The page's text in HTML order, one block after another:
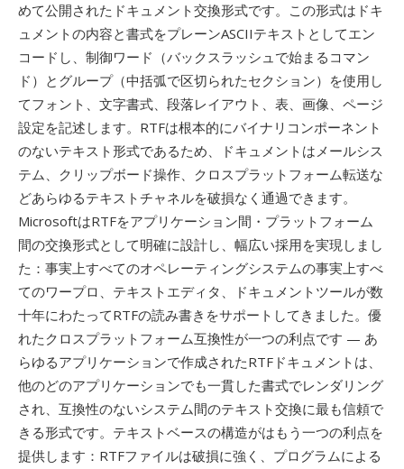
めて公開されたドキュメント交換形式です。この形式はドキ
ュメントの内容と書式をプレーンASCIIテキストとしてエン
コードし、制御ワード（バックスラッシュで始まるコマン
ド）とグループ（中括弧で区切られたセクション）を使用し
てフォント、文字書式、段落レイアウト、表、画像、ページ
設定を記述します。RTFは根本的にバイナリコンポーネント
のないテキスト形式であるため、ドキュメントはメールシス
テム、クリップボード操作、クロスプラットフォーム転送な
どあらゆるテキストチャネルを破損なく通過できます。
MicrosoftはRTFをアプリケーション間・プラットフォーム
間の交換形式として明確に設計し、幅広い採用を実現しまし
た：事実上すべてのオペレーティングシステムの事実上すべ
てのワープロ、テキストエディタ、ドキュメントツールが数
十年にわたってRTFの読み書きをサポートしてきました。優
れたクロスプラットフォーム互換性が一つの利点です — あ
らゆるアプリケーションで作成されたRTFドキュメントは、
他のどのアプリケーションでも一貫した書式でレンダリング
され、互換性のないシステム間のテキスト交換に最も信頼で
きる形式です。テキストベースの構造がはもう一つの利点を
提供します：RTFファイルは破損に強く、プログラムによる